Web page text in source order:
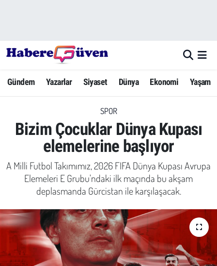
Gündem Yazarlar Siyaset Dünya Ekonomi Yaşam
SPOR
Bizim Çocuklar Dünya Kupası
elemelerine başlıyor
A Milli Futbol Takımımız, 2026 FIFA Dünya Kupası Avrupa
Elemeleri E Grubu'ndaki ilk maçında bu akşam
deplasmanda Gürcistan ile karşılaşacak.
Yazarlar
Dünya
Ekonomi
Yaşam
Yerel Haberler
Eğitim
Sağlık
Kadın
Hava Durumu
Trafik Durumu
Süper Lig Puan Durumu ve Fikstür
Tüm Manşetler
Son Dakika Haberleri
Haber Arşivi